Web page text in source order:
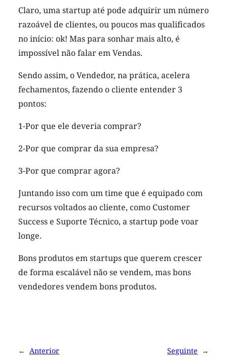
Claro, uma startup até pode adquirir um número
razoável de clientes, ou poucos mas qualificados
no início: ok! Mas para sonhar mais alto, é
impossível não falar em Vendas.
Sendo assim, o Vendedor, na prática, acelera
fechamentos, fazendo o cliente entender 3
pontos:
1-Por que ele deveria comprar?
2-Por que comprar da sua empresa?
3-Por que comprar agora?
Juntando isso com um time que é equipado com
recursos voltados ao cliente, como Customer
Success e Suporte Técnico, a startup pode voar
longe.
Bons produtos em startups que querem crescer
de forma escalável não se vendem, mas bons
vendedores vendem bons produtos.
← Anterior Seguinte →